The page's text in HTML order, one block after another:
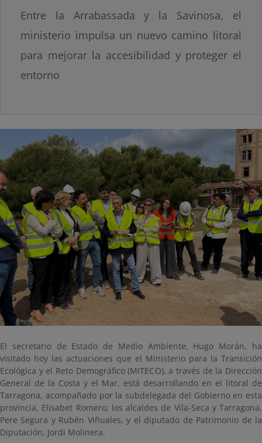
Entre la Arrabassada y la Savinosa, el
ministerio impulsa un nuevo camino litoral
para mejorar la accesibilidad y proteger el
entorno
El secretario de Estado de Medio Ambiente, Hugo Morán, ha
visitado hoy las actuaciones que el Ministerio para la Transición
Ecológica y el Reto Demográfico (MITECO), a través de la Dirección
General de la Costa y el Mar, está desarrollando en el litoral de
Tarragona, acompañado por la subdelegada del Gobierno en esta
provincia, Elisabet Romero; los alcaldes de Vila-Seca y Tarragona,
Pere Segura y Rubén Viñuales, y el diputado de Patrimonio de la
Diputación, Jordi Molinera.